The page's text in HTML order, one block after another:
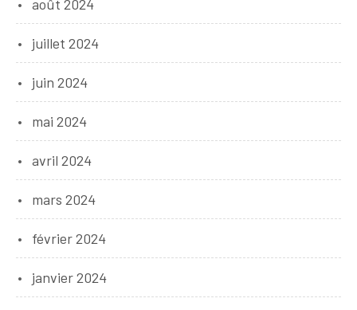
août 2024
juillet 2024
juin 2024
mai 2024
avril 2024
mars 2024
février 2024
janvier 2024